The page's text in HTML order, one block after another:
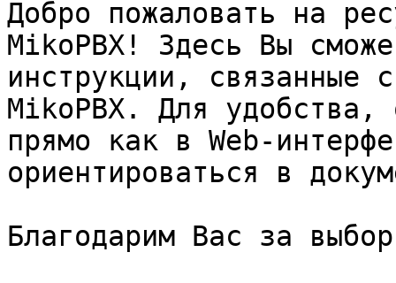
Добро пожаловать на
MikoPBX! Здесь Вы
инструкции, связанные
MikoPBX. Для
прямо как в Web-
ориентироваться в
Благодарим Вас за